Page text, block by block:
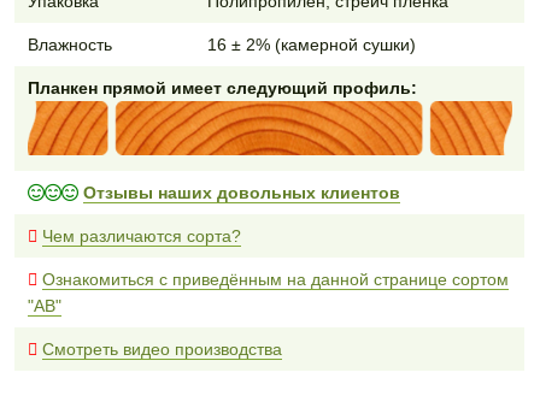
Влажность 16 ± 2% (камерной сушки)
Планкен прямой имеет следующий профиль:
Отзывы наших довольных клиентов
Чем различаются сорта?
Ознакомиться с приведённым на данной странице сортом
"AB"
Смотреть видео производства